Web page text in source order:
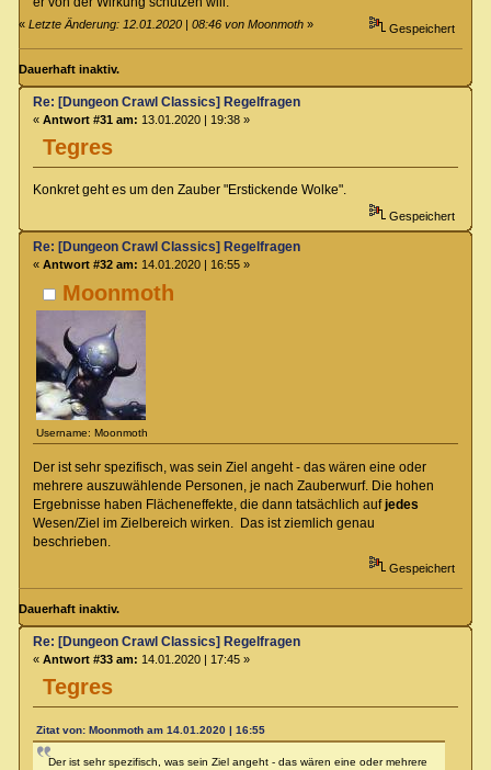
«Letzte Änderung: 12.01.2020 | 08:46 von Moonmoth » Gespeichert
Dauerhaft inaktiv.
Tegres
Re: [Dungeon Crawl Classics] Regelfragen
« Antwort #31 am: 13.01.2020 | 19:38 »
Konkret geht es um den Zauber "Erstickende Wolke".
Gespeichert
Moonmoth
Username: Moonmoth
Re: [Dungeon Crawl Classics] Regelfragen
« Antwort #32 am: 14.01.2020 | 16:55 »
Der ist sehr spezifisch, was sein Ziel angeht - das wären eine oder
mehrere auszuwählende Personen, je nach Zauberwurf. Die hohen
Ergebnisse haben Flächeneffekte, die dann tatsächlich aufjedes
Wesen/Ziel im Zielbereich wirken. Das ist ziemlich genau
beschrieben.
Gespeichert
Dauerhaft inaktiv.
Tegres
Re: [Dungeon Crawl Classics] Regelfragen
« Antwort #33 am: 14.01.2020 | 17:45 »
Zitat von: Moonmoth am 14.01.2020 | 16:55
Der ist sehr spezifisch, was sein Ziel angeht - das wären eine oder mehrere